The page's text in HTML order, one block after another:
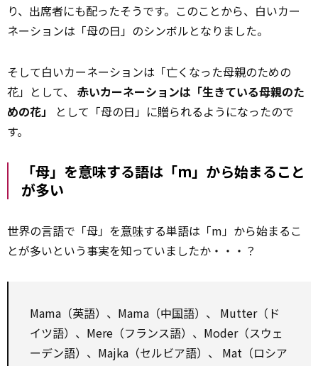
り、出席者にも配ったそうです。このことから、白いカー
ネーションは「母の日」のシンボルとなりました。
そして白いカーネーションは「亡くなった母親のための
花」として、 赤いカーネーションは「生きている母親のた
めの花」
として「母の日」に贈られるようになったので
す。
「母」を意味する語は「m」から始まること
が多い
世界の言語で「母」を意味する単語は「m」から始まるこ
とが多いという事実を知っていましたか・・・？
Mama（英語）、Mama（中国語）、 Mutter（ド
イツ語）、Mere（フランス語）、Moder（スウェ
ーデン語）、Majka（セルビア語）、 Mat（ロシア